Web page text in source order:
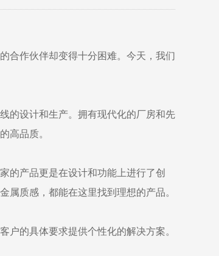
合作伙伴却变得十分困难。今天，我们
的设计和生产。拥有现代化的厂房和先
高品质。
的产品更是在设计和功能上进行了创
属质感，都能在这里找到理想的产品。
户的具体要求提供个性化的解决方案。